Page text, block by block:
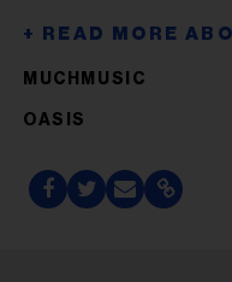
MUCHMUSIC
OASIS